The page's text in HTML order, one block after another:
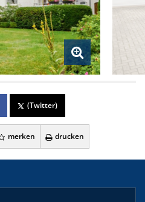
(Twitter)
merken drucken